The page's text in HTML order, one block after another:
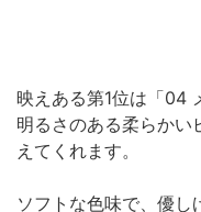
映えある第1位は「04
明るさのある柔らかい
えてくれます。
ソフトな色味で、優し